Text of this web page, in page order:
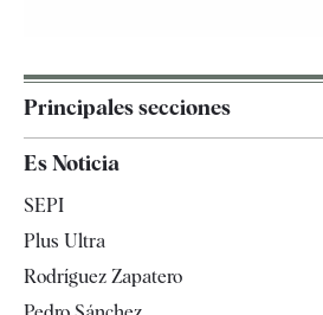
Principales secciones
España
Televisión
Es Noticia
SEPI
Plus Ultra
Rodríguez Zapatero